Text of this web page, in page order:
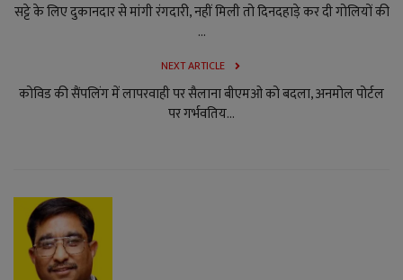
सट्टे के लिए दुकानदार से मांगी रंगदारी, नहीं मिली तो दिनदहाड़े कर दी गोलियों की
...
NEXT ARTICLE
कोविड की सैंपलिंग में लापरवाही पर सैलाना बीएमओ को बदला, अनमोल पोर्टल
पर गर्भवतिय...